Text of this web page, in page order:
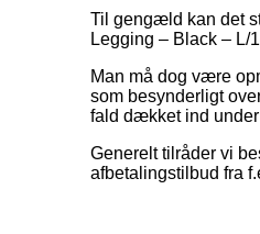
Til gengæld kan det
Legging – Black – L/
Man må dog være
som besynderligt
fald dækket ind
Generelt tilråder vi
afbetalingstilbud fra